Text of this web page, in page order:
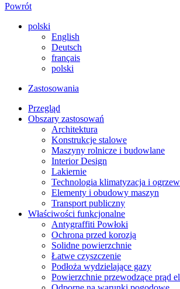
Powrót
polski
English
Deutsch
français
polski
Zastosowania
Przegląd
Obszary zastosowań
Architektura
Konstrukcje stalowe
Maszyny rolnicze i budowlane
Interior Design
Lakiernie
Technologia klimatyzacja i
Elementy i obudowy maszyn
Transport publiczny
Właściwości funkcjonalne
Antygraffiti Powłoki
Ochrona przed korozją
Solidne powierzchnie
Łatwe czyszczenie
Podłoża wydzielające gazy
Powierzchnie przewodzące prąd